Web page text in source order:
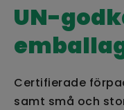
UN-
Certifierade
samt små och